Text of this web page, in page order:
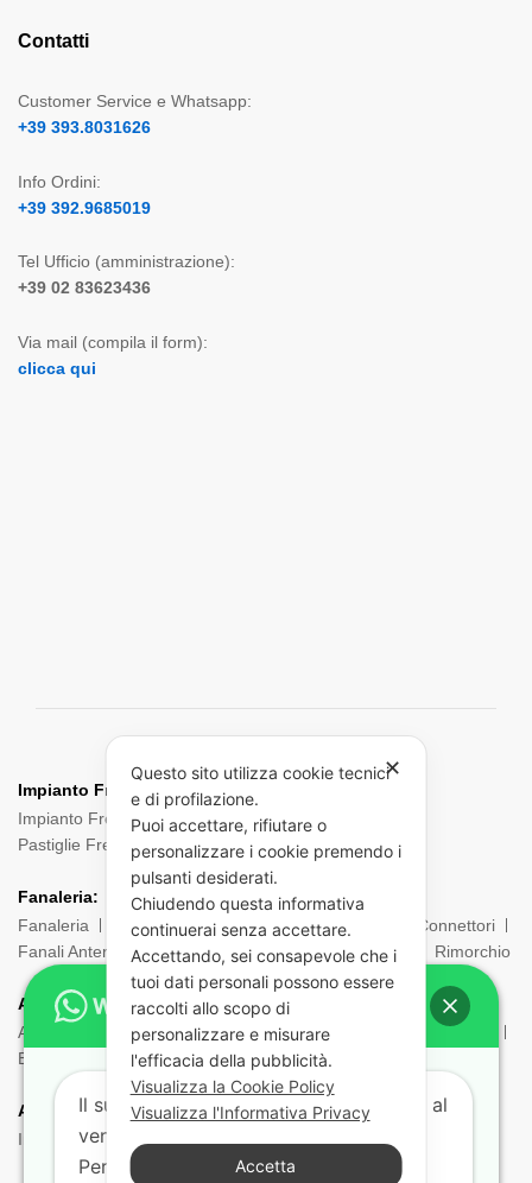
Contatti
Customer Service e Whatsapp:
+39 393.8031626
Info Ordini:
+39 392.9685019
Tel Ufficio (amministrazione):
+39 02 83623436
Via mail (compila il form):
clicca qui
Impianto Frenante:
Impianto Frenante Camion
Dischi Freno Camion
Pastiglie Freni
Pinze Freni Sensori
Fanaleria:
Fanaleria
Fendinebbia Posteriore Laterale
Connettori
Fanali Anteriori
Indicatori di direzione Ingombro Rimorchio
ADR:
Adr Equipaggiamento
Borsa ADR
Estintori e Porta estintori
Etichette e Pannelli
Filtri Maschere Maschere e Filtri ADR
Aria:
Impianto Aria
✕
Questo sito utilizza cookie tecnici
e di profilazione.
Puoi accettare, rifiutare o
personalizzare i cookie premendo i
pulsanti desiderati.
Chiudendo questa informativa
continuerai senza accettare.
Accettando, sei consapevole che i
tuoi dati personali possono essere
raccolti allo scopo di
personalizzare e misurare
l'efficacia della pubblicità.
Visualizza la Cookie Policy
Visualizza l'Informativa Privacy
Accetta
Il supporto tecnico risponde dal lunedì al
venerdì dalle 9:00 alle 18:00.
Per aiutarti più velocemente indicaci: